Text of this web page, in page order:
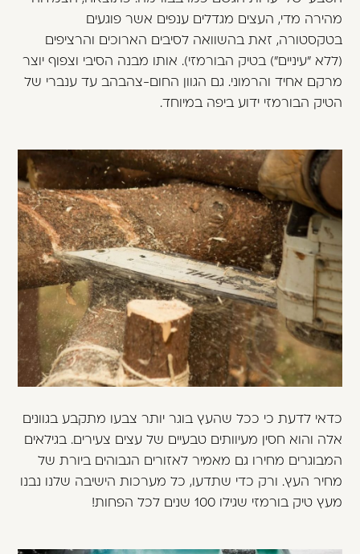
מהירה מדי, העצים מגדלים ענפים אשר פוגעים
בטקסטורה, זאת בהשוואה לסיבים הארוכים והרציפים
(ללא "עיניים") בטיק הבורמזי). אותו מבנה הסיבי וצפוף יוצר
מרקם אחיד והרמוני. גם הגוון החום-צהבהב עד ענברי של
הטיק הבורמזי ידוע ביפה במיוחד.
כדאי לדעת כי ככל שהעץ בוגר יותר צבעו מתקבע בגוונים
אלה והוא חסין מעיוותים טבעיים של עצים צעירים. בגילאים
המבוגרים מחירו גם מאמיר לאזורים הגבוהים ביורת של
מחיר העץ. ורק כדי שתדעו, כל מערכות הישיבה שלנו נבנו
מעץ טיק בורמזי שגילו 100 שנים לכל הפחות!